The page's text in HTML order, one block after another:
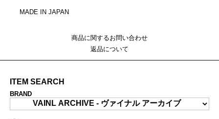
MADE IN JAPAN
商品に関するお問い合わせ
返品について
ITEM SEARCH
BRAND